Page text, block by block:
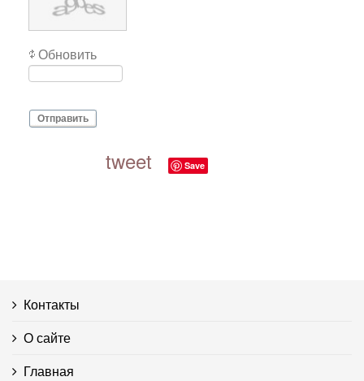
Обновить
Отправить
tweet Save
Контакты
О сайте
Главная